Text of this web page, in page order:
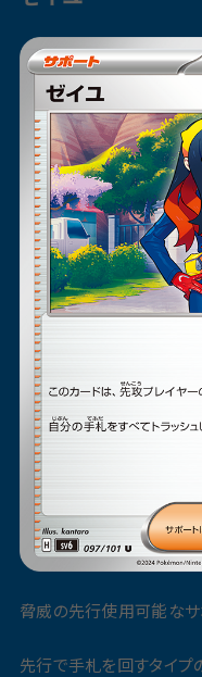
脅威の先行使用可能なサ
先行で手札を回すタイプ